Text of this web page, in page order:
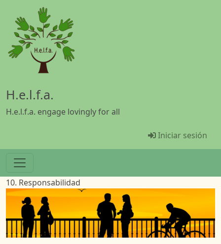
Pasar al contenido principal
H.e.l.f.a.
H.e.l.f.a. engage lovingly for all
Menü
Iniciar sesión
10. Responsabilidad